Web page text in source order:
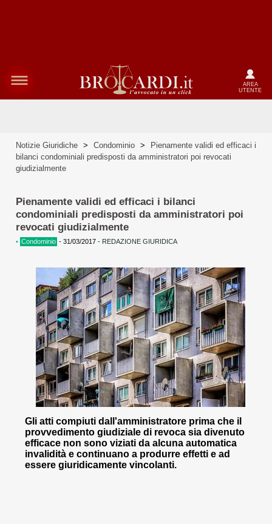
AREA
UTENTE
Notizie Giuridiche > Condominio >
Pienamente validi ed efficaci i
bilanci condominiali predisposti da amministratori poi revocati
giudizialmente
Pienamente validi ed efficaci i bilanci
condominiali predisposti da amministratori poi
revocati giudizialmente
• Condominio - 31/03/2017 - REDAZIONE GIURIDICA
Gli atti compiuti dall'amministratore prima che il
provvedimento giudiziale di revoca sia divenuto
efficace non sono viziati da alcuna automatica
invalidità e continuano a produrre effetti e ad
essere giuridicamente vincolanti.